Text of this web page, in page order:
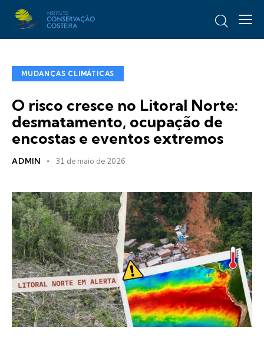
MUDANÇAS CLIMÁTICAS
O risco cresce no Litoral Norte:
desmatamento, ocupação de
encostas e eventos extremos
ADMIN 31 de maio de 2026